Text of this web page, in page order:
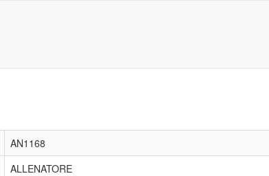
AN1168
ALLENATORE